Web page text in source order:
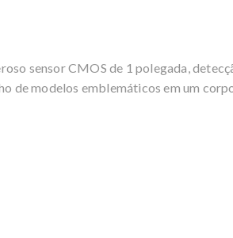
sensor CMOS de 1 polegada,
de modelos emblemáticos em um